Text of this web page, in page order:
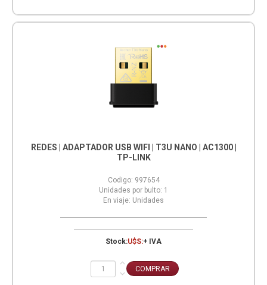
REDES | ADAPTADOR USB WIFI | T3U NANO | AC1300 |
TP-LINK
Codigo: 997654
Unidades por bulto: 1
En viaje: Unidades
Stock:U$S:+ IVA